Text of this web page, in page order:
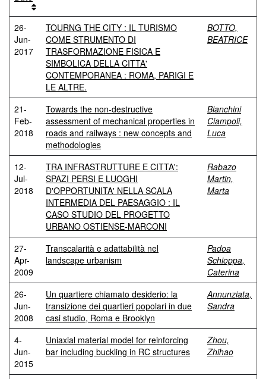
26-
Jun-
2017
TOURNG THE CITY : IL TURISMO
COME STRUMENTO DI
TRASFORMAZIONE FISICA E
SIMBOLICA DELLA CITTA'
CONTEMPORANEA : ROMA, PARIGI E
LE ALTRE.
BOTTO,
BEATRICE
21-
Feb-
2018
Towards the non-destructive
assessment of mechanical properties in
roads and railways : new concepts and
methodologies
Bianchini
Ciampoli,
Luca
12-
Jul-
2018
TRA INFRASTRUTTURE E CITTA':
SPAZI PERSI E LUOGHI
D'OPPORTUNITA' NELLA SCALA
INTERMEDIA DEL PAESAGGIO : IL
CASO STUDIO DEL PROGETTO
URBANO OSTIENSE-MARCONI
Rabazo
Martin,
Marta
27-
Apr-
2009
Transcalarità e adattabilità nel
landscape urbanism
Padoa
Schioppa,
Caterina
26-
Jun-
2008
Un quartiere chiamato desiderio: la
transizione dei quartieri popolari in due
casi studio, Roma e Brooklyn
Annunziata,
Sandra
4-
Jun-
2015
Uniaxial material model for reinforcing
bar including buckling in RC structures
Zhou,
Zhihao